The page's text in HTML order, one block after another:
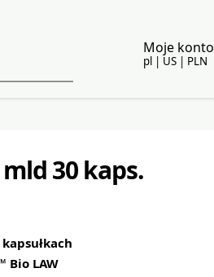
Moje konto
pl | US | PLN
30 kaps.
Bio LAW